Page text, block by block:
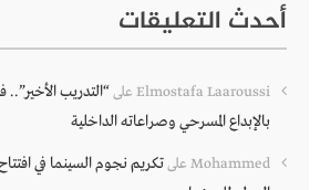
أحدث التعليقات
Elmostafa Laaroussi على“التدريب
بالإبداع المسرحي وصراعاته الداخلية
Mohammed علىتكريم نجوم السينما في